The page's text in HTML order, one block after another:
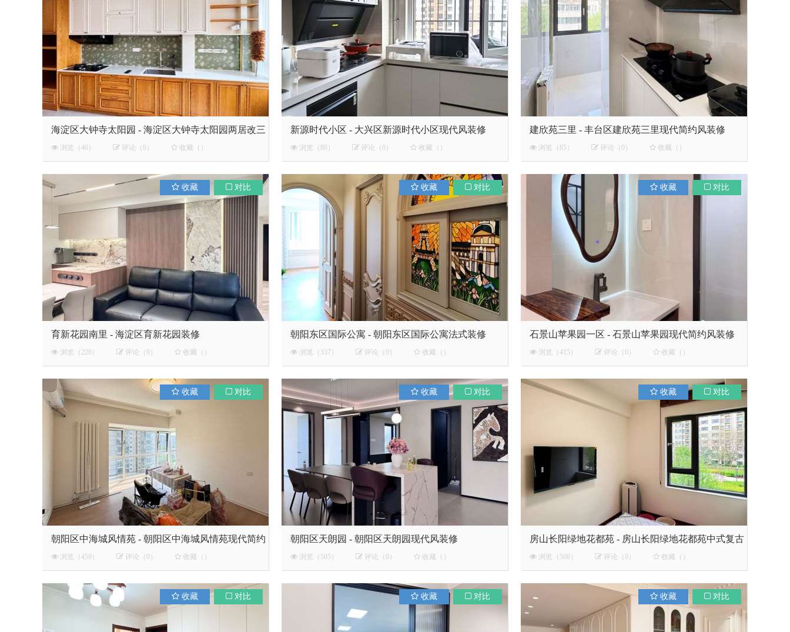
海淀区大钟寺太阳园 - 海淀区大钟寺太阳园两居改三
居浏览（46） 评论（0） 收藏（）
新源时代小区 - 大兴区新源时代小区现代风装修
浏览（86） 评论（0） 收藏（）
建欣苑三里 - 丰台区建欣苑三里现代简约风装修
浏览（85） 评论（0） 收藏（）
对比
收藏
育新花园南里 - 海淀区育新花园装修
浏览（228） 评论（0） 收藏（）
对比
收藏
朝阳东区国际公寓 - 朝阳东区国际公寓法式装修
浏览（337） 评论（0） 收藏（）
对比
收藏
石景山苹果园一区 - 石景山苹果园现代简约风装修
浏览（415） 评论（0） 收藏（）
对比
收藏
朝阳区中海城风情苑 - 朝阳区中海城风情苑现代简约
风装修
浏览（459） 评论（0） 收藏（）
对比
收藏
朝阳区天朗园 - 朝阳区天朗园现代风装修
浏览（505） 评论（0） 收藏（）
对比
收藏
房山长阳绿地花都苑 - 房山长阳绿地花都苑中式复古
风装修
浏览（508） 评论（0） 收藏（）
对比
收藏 对比
收藏 对比
收藏